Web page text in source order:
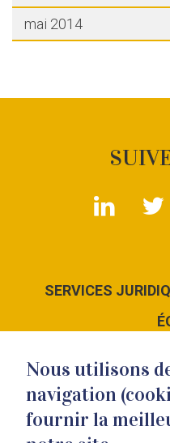
mai 2014
SERVICES
Nous utilisons
navigation
fournir la